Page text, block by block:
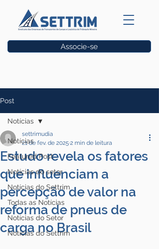
Associe-se
Post
Notícias
Featured Post
Notícias do setor
Notícias do Settrim
Todas as Notícias
Notícias do Setor
Notícias do Settrim
Notícias
Estudo revela os fatores
que influenciam a
percepção de valor na
reforma de pneus de
carga no Brasil
settrimudia
21 de fev. de 2025 2 min de leitura